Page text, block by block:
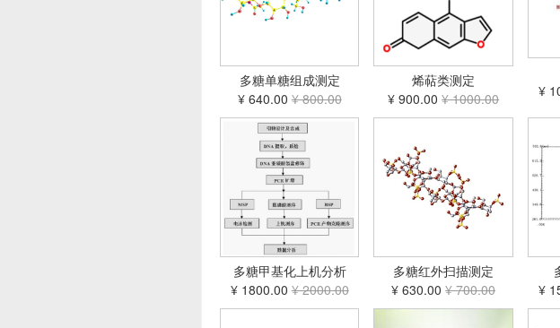
多糖单糖组成测定
¥ 640.00¥ 800.00
烯萜类测定
¥ 900.00¥ 1000.00
¥
多糖甲基化上机分析
¥ 1800.00¥ 2000.00
多糖红外扫描测定
¥ 630.00¥ 700.00
¥